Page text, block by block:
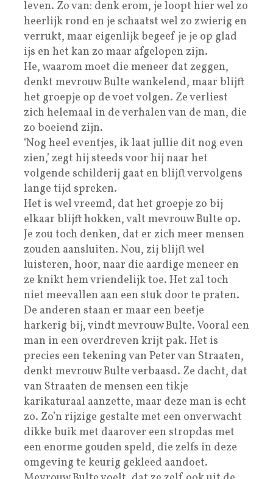
leven. Zo van: denk erom, je loopt hier wel zo
heerlijk rond en je schaatst wel zo zwierig en
verrukt, maar eigenlijk begeef je je op glad
ijs en het kan zo maar afgelopen zijn.
He, waarom moet die meneer dat zeggen,
denkt mevrouw Bulte wankelend, maar blijft
het groepje op de voet volgen. Ze verliest
zich helemaal in de verhalen van de man, die
zo boeiend zijn.
‘Nog heel eventjes, ik laat jullie dit nog even
zien,’ zegt hij steeds voor hij naar het
volgende schilderij gaat en blijft vervolgens
lange tijd spreken.
Het is wel vreemd, dat het groepje zo bij
elkaar blijft hokken, valt mevrouw Bulte op.
Je zou toch denken, dat er zich meer mensen
zouden aansluiten. Nou, zij blijft wel
luisteren, hoor, naar die aardige meneer en
ze knikt hem vriendelijk toe. Het zal toch
niet meevallen aan een stuk door te praten.
De anderen staan er maar een beetje
harkerig bij, vindt mevrouw Bulte. Vooral een
man in een overdreven krijt pak. Het is
precies een tekening van Peter van Straaten,
denkt mevrouw Bulte verbaasd. Ze dacht, dat
van Straaten de mensen een tikje
karikaturaal aanzette, maar deze man is echt
zo. Zo’n rijzige gestalte met een onverwacht
dikke buik met daarover een stropdas met
een enorme gouden speld, die zelfs in deze
omgeving te keurig gekleed aandoet.